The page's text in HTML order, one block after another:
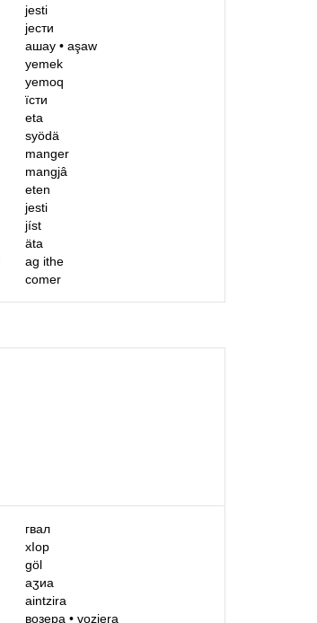
jesti
јести
ашау• aşaw
yemek
yemoq
їсти
eta
syödä
manger
mangjâ
eten
jesti
jíst
äta
ag ithe
comer
гвал
хIор
göl
аӡиа
aintzira
возера• voziera